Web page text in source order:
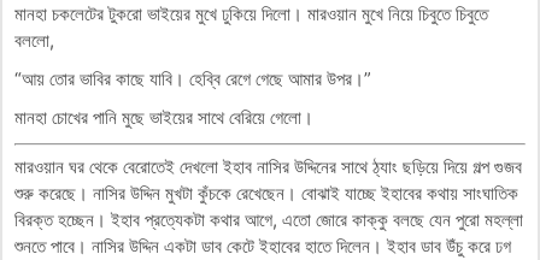
মানহা চকলেটের টুকরো ভাইয়ের মুখে ঢুকিয়ে দিলো। মারওয়ান মুখে নিয়ে চিবুতে চিবুতে
বললো,
“আয় তোর ভাবির কাছে যাবি। হেব্বি রেগে গেছে আমার উপর।”
মানহা চোখের পানি মুছে ভাইয়ের সাথে বেরিয়ে গেলো।
মারওয়ান ঘর থেকে বেরোতেই দেখলো ইহাব নাসির উদ্দিনের সাথে ঠ্যাং ছড়িয়ে দিয়ে গল্প গুজব
শুরু করেছে। নাসির উদ্দিন মুখটা কুঁচকে রেখেছেন। বোঝাই যাচ্ছে ইহাবের কথায় সাংঘাতিক
বিরক্ত হচ্ছেন। ইহাব প্রত্যেকটা কথার আগে, এতো জোরে কাক্কু বলছে যেন পুরো মহল্লা
শুনতে পাবে। নাসির উদ্দিন একটা ডাব কেটে ইহাবের হাতে দিলেন। ইহাব ডাব উঁচু করে ঢগ